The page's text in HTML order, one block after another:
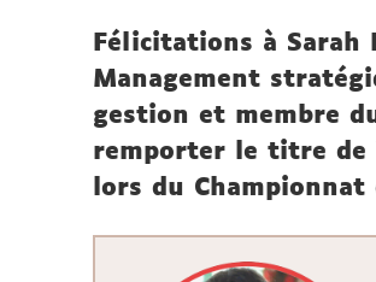
Félicitations à
Management
gestion et membre
remporter le titre de
lors du